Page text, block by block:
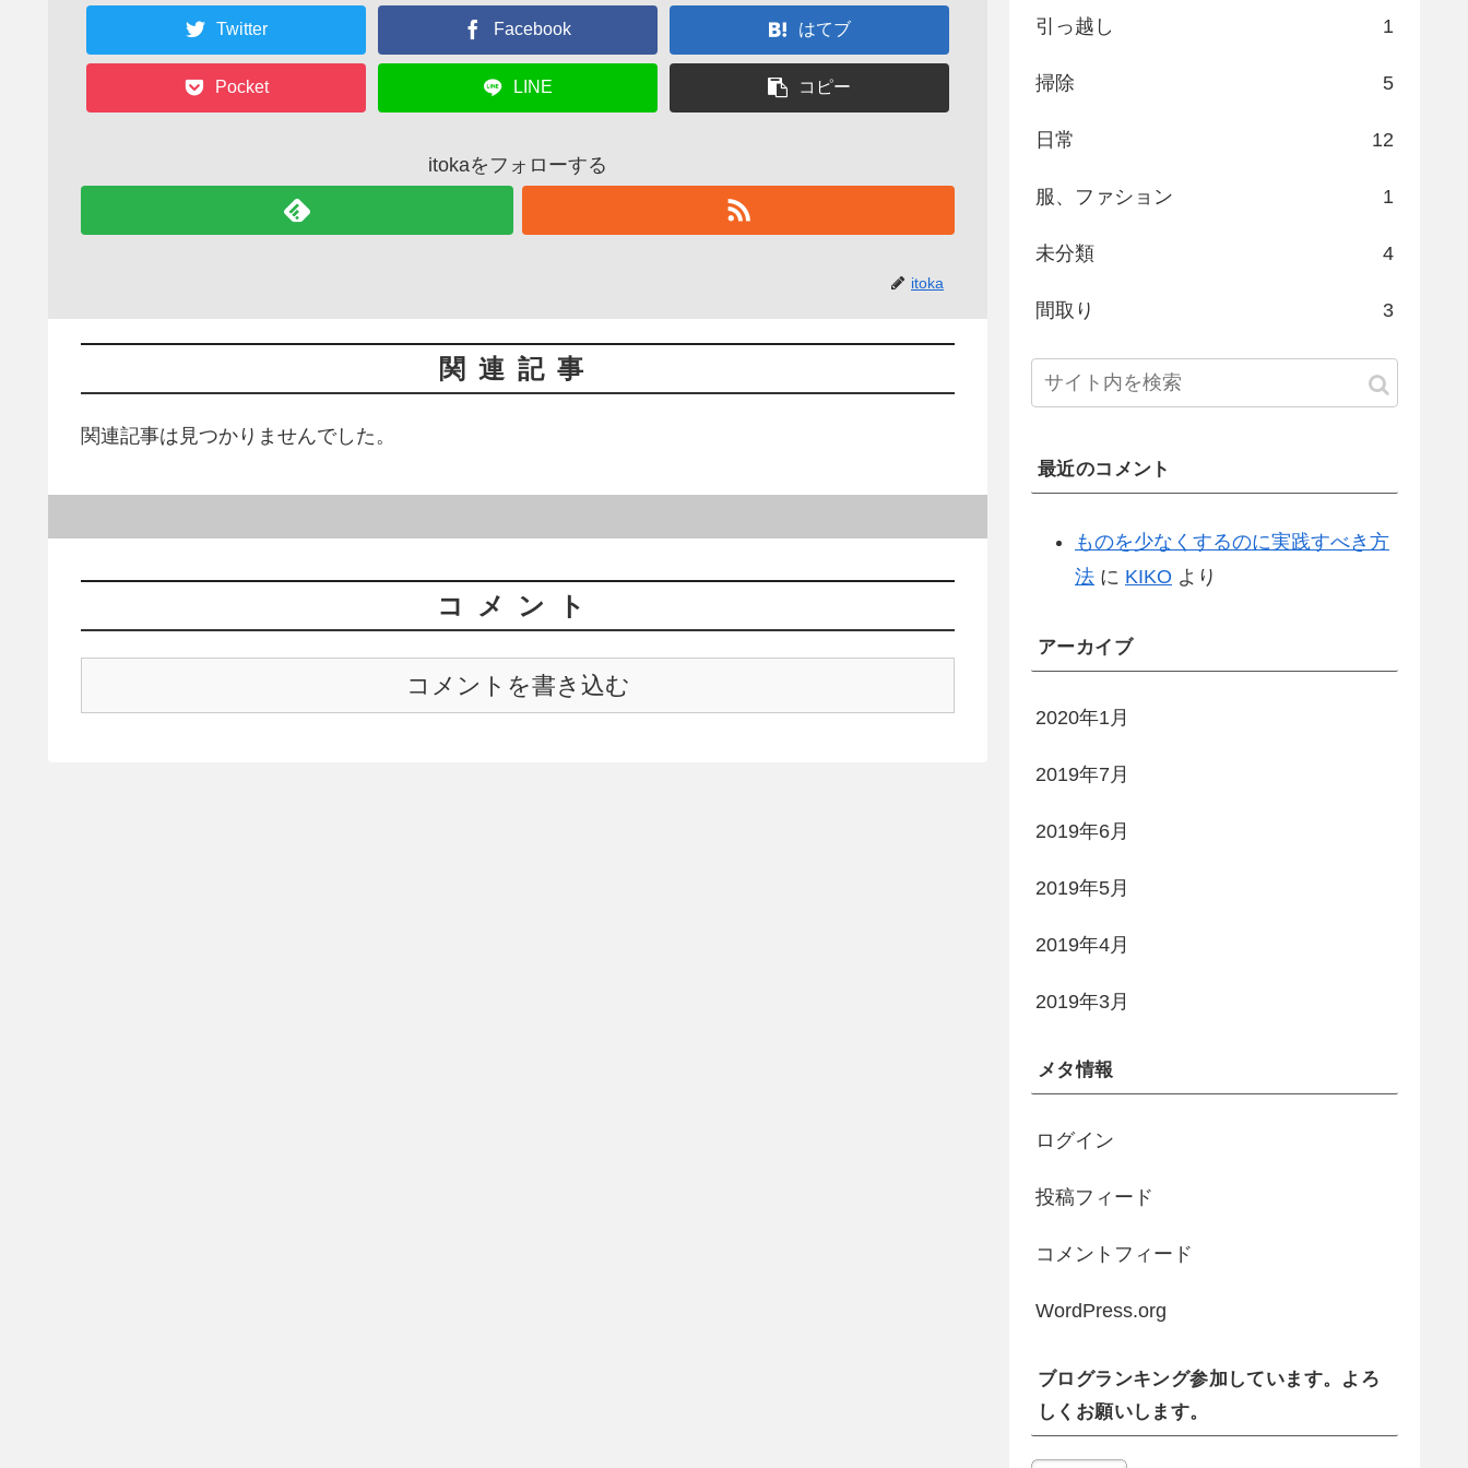
Twitter Facebook はてブ
Pocket LINE コピー
itokaをフォローする
itoka
関連記事
関連記事は見つかりませんでした。
コメント
コメントを書き込む
引っ越し 1
掃除 5
日常 12
服、ファション 1
未分類 4
間取り 3
最近のコメント
ものを少なくするのに実践すべき方
法 に KIKO より
アーカイブ
2020年1月
2019年7月
2019年6月
2019年5月
2019年4月
2019年3月
メタ情報
ログイン
投稿フィード
コメントフィード
WordPress.org
ブログランキング参加しています。よろ
しくお願いします。